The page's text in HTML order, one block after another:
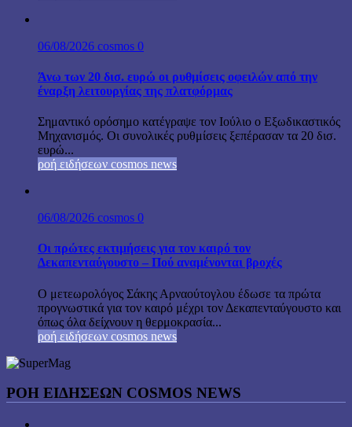
06/08/2026 cosmos 0
Άνω των 20 δισ. ευρώ οι ρυθμίσεις οφειλών από την
έναρξη λειτουργίας της πλατφόρμας
Σημαντικό ορόσημο κατέγραψε τον Ιούλιο ο Εξωδικαστικός
Μηχανισμός. Οι συνολικές ρυθμίσεις ξεπέρασαν τα 20 δισ.
ευρώ...
ροή ειδήσεων cosmos news
06/08/2026 cosmos 0
Οι πρώτες εκτιμήσεις για τον καιρό τον
Δεκαπενταύγουστο – Πού αναμένονται βροχές
Ο μετεωρολόγος Σάκης Αρναούτογλου έδωσε τα πρώτα
προγνωστικά για τον καιρό μέχρι τον Δεκαπενταύγουστο και
όπως όλα δείχνουν η θερμοκρασία...
ροή ειδήσεων cosmos news
ΡΟΉ ΕΙΔΉΣΕΩΝ COSMOS NEWS